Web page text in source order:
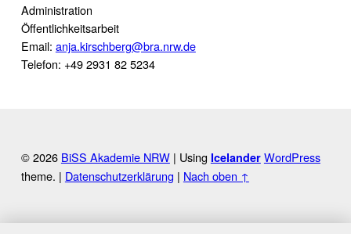
Administration
Öffentlichkeitsarbeit
Email: anja.kirschberg@bra.nrw.de
Telefon: +49 2931 82 5234
© 2026 BiSS Akademie NRW | Using Icelander WordPress
theme. | Datenschutzerklärung | Nach oben ↑